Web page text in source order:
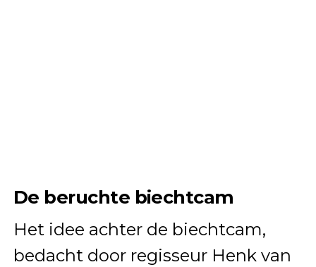
De beruchte biechtcam
Het idee achter de biechtcam,
bedacht door regisseur Henk van